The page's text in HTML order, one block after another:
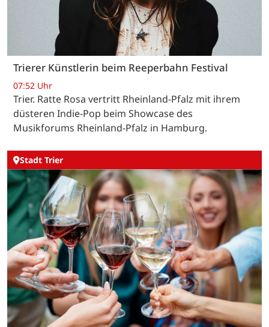
Trierer Künstlerin beim Reeperbahn Festival
07:52 Uhr
Trier. Ratte Rosa vertritt Rheinland-Pfalz mit ihrem
düsteren Indie-Pop beim Showcase des
Musikforums Rheinland-Pfalz in Hamburg.
Stadt Trier